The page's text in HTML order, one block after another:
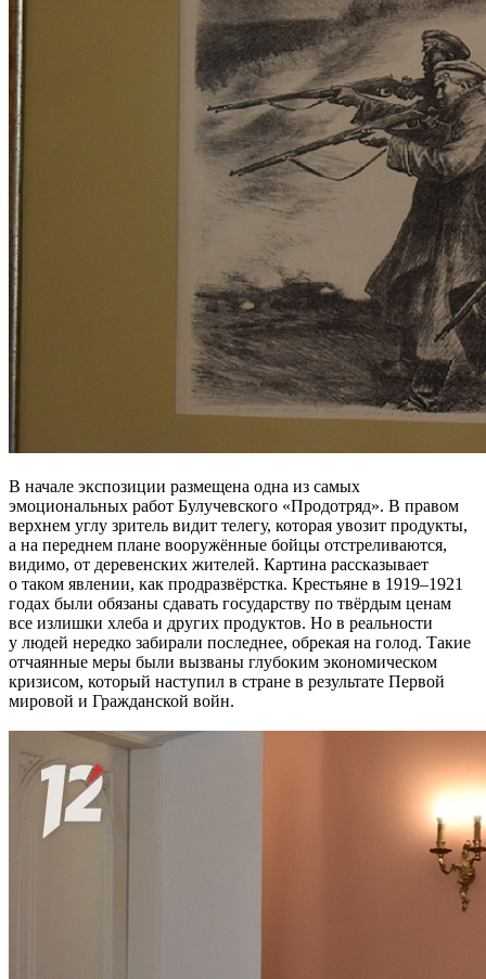
В начале экспозиции размещена одна из самых
эмоциональных работ Булучевского «Продотряд». В правом
верхнем углу зритель видит телегу, которая увозит продукты,
а на переднем плане вооружённые бойцы отстреливаются,
видимо, от деревенских жителей. Картина рассказывает
о таком явлении, как продразвёрстка. Крестьяне в 1919–1921
годах были обязаны сдавать государству по твёрдым ценам
все излишки хлеба и других продуктов. Но в реальности
у людей нередко забирали последнее, обрекая на голод. Такие
отчаянные меры были вызваны глубоким экономическом
кризисом, который наступил в стране в результате Первой
мировой и Гражданской войн.